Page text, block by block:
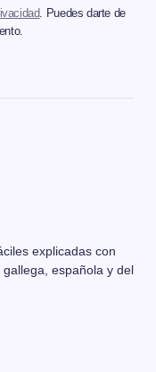
. Puedes darte de
explicadas con
española y del